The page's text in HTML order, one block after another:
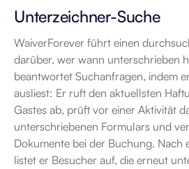
Unterzeichner-Suche
WaiverForever führt einen
darüber, wer wann unterschrieben
beantwortet Suchanfragen, indem
ausliest: Er ruft den aktuellsten
Gastes ab, prüft vor einer Aktivität
unterschriebenen Formulars und
Dokumente bei der Buchung. Nach
listet er Besucher auf, die erneut